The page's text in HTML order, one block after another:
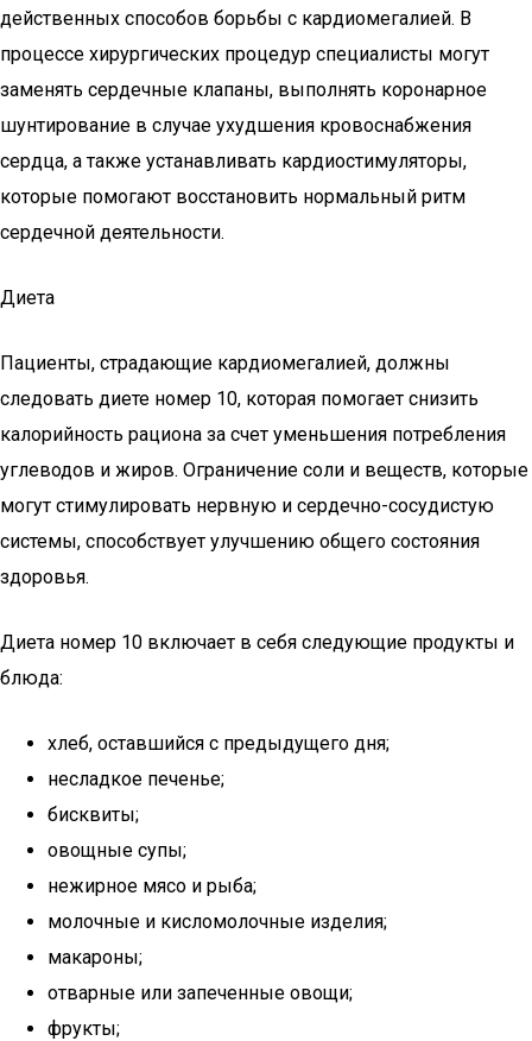
действенных способов борьбы с кардиомегалией. В
процессе хирургических процедур специалисты могут
заменять сердечные клапаны, выполнять коронарное
шунтирование в случае ухудшения кровоснабжения
сердца, а также устанавливать кардиостимуляторы,
которые помогают восстановить нормальный ритм
сердечной деятельности.
Диета
Пациенты, страдающие кардиомегалией, должны
следовать диете номер 10, которая помогает снизить
калорийность рациона за счет уменьшения потребления
углеводов и жиров. Ограничение соли и веществ, которые
могут стимулировать нервную и сердечно-сосудистую
системы, способствует улучшению общего состояния
здоровья.
Диета номер 10 включает в себя следующие продукты и
блюда:
хлеб, оставшийся с предыдущего дня;
несладкое печенье;
бисквиты;
овощные супы;
нежирное мясо и рыба;
молочные и кисломолочные изделия;
макароны;
отварные или запеченные овощи;
фрукты;